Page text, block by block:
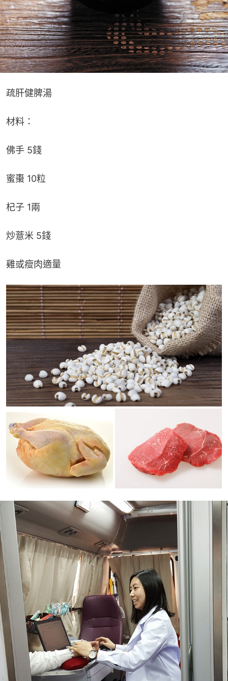
疏肝健脾湯
材料：
佛手 5錢
蜜棗 10粒
杞子 1兩
炒薏米 5錢
雞或瘦肉適量